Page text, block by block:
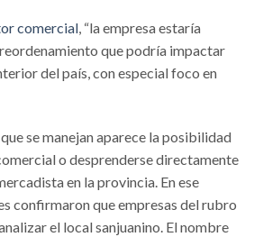
comercial, “la empresa estaría
que podría impactar
del país, con especial foco en
se manejan aparece la posibilidad
o desprenderse directamente
en la provincia. En ese
confirmaron que empresas del rubro
el local sanjuanino. El nombre